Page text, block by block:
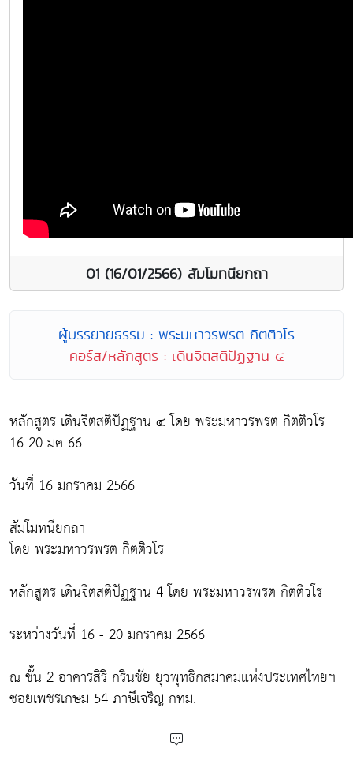
01 (16/01/2566) สัมโมทนียกถา
ผู้บรรยายธรรม : พระมหาวรพรต กิตติวโร
คอร์ส/หลักสูตร : เดินจิตสติปัฏฐาน ๔
หลักสูตร เดินจิตสติปัฏฐาน ๔ โดย พระมหาวรพรต กิตติวโร
16-20 มค 66
วันที่ 16 มกราคม 2566
สัมโมทนียกถา
โดย พระมหาวรพรต กิตติวโร
หลักสูตร เดินจิตสติปัฏฐาน 4 โดย พระมหาวรพรต กิตติวโร
ระหว่างวันที่ 16 - 20 มกราคม 2566
ณ ชั้น 2 อาคารสิริ กรินชัย ยุวพุทธิกสมาคมแห่งประเทศไทยฯ
ซอยเพชรเกษม 54 ภาษีเจริญ กทม.